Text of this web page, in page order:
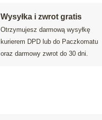
Wysyłka i zwrot gratis
Otrzymujesz darmową wysyłkę
kurierem DPD lub do Paczkomatu
oraz darmowy zwrot do 30 dni.